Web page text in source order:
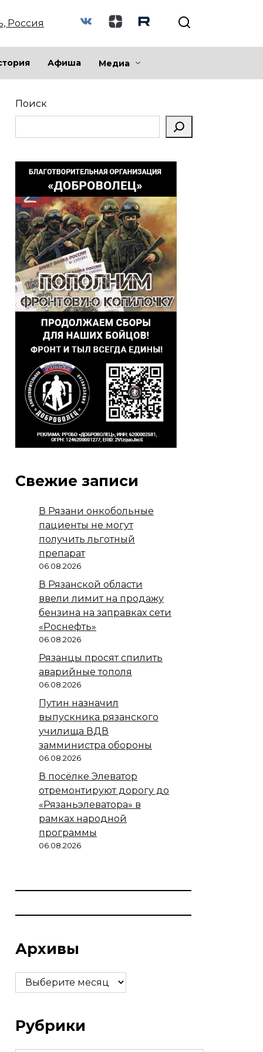
Россия
Афиша Медиа
Поиск
Свежие записи
В Рязани онкобольные
пациенты не могут
получить льготный
препарат
06.08.2026
В Рязанской области
ввели лимит на продажу
бензина на заправках сети
«Роснефть»
06.08.2026
Рязанцы просят спилить
аварийные тополя
06.08.2026
Путин назначил
выпускника рязанского
училища ВДВ
замминистра обороны
06.08.2026
В посёлке Элеватор
отремонтируют дорогу до
«Рязаньэлеватора» в
рамках народной
программы
06.08.2026
Архивы
Архивы
Рубрики